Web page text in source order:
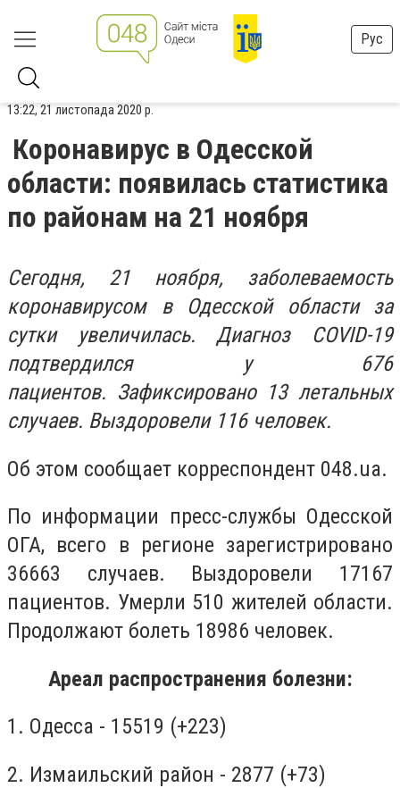
Рус
13:22, 21 листопада 2020 р.
Коронавирус в Одесской
области: появилась статистика
по районам на 21 ноября
Сегодня, 21 ноября, заболеваемость
коронавирусом в Одесской области за
сутки увеличилась. Диагноз COVID-19
подтвердился у 676
пациентов. Зафиксировано 13 летальных
случаев. Выздоровели 116 человек.
Об этом сообщает корреспондент 048.ua.
По информации пресс-службы Одесской
ОГА, всего в регионе зарегистрировано
36663 случаев. Выздоровели 17167
пациентов. Умерли 510 жителей области.
Продолжают болеть 18986 человек.
Ареал распространения болезни:
1. Одесса - 15519 (+223)
2. Измаильский район - 2877 (+73)